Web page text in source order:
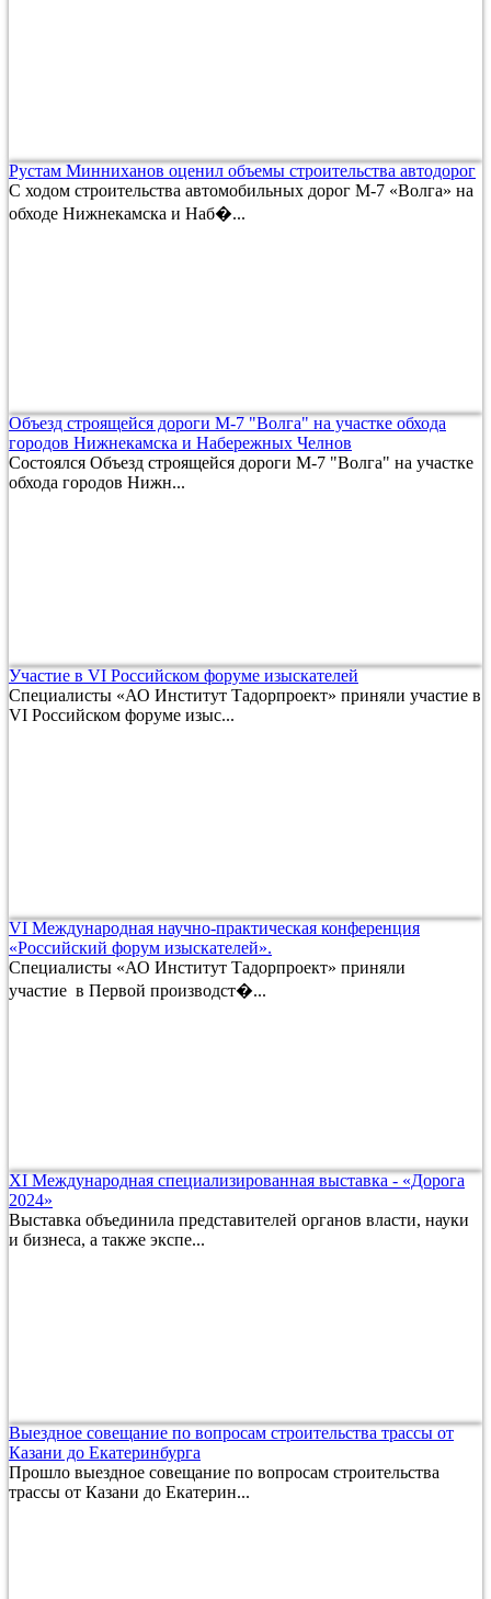
Рустам Минниханов оценил объемы строительства автодорог
С ходом строительства автомобильных дорог М-7 «Волга» на
обходе Нижнекамска и Наб�...
Объезд строящейся дороги М-7 "Волга" на участке обхода
городов Нижнекамска и Набережных Челнов
Состоялся Объезд строящейся дороги М-7 "Волга" на участке
обхода городов Нижн...
Участие в VI Российском форуме изыскателей
Специалисты «АО Институт Тадорпроект» приняли участие в
VI Российском форуме изыс...
VI Международная научно-практическая конференция
«Российский форум изыскателей».
Специалисты «АО Институт Тадорпроект» приняли
участие в Первой производст�...
XI Международная специализированная выставка - «Дорога
2024»
Выставка объединила представителей органов власти, науки
и бизнеса, а также экспе...
Выездное совещание по вопросам строительства трассы от
Казани до Екатеринбурга
Прошло выездное совещание по вопросам строительства
трассы от Казани до Екатерин...